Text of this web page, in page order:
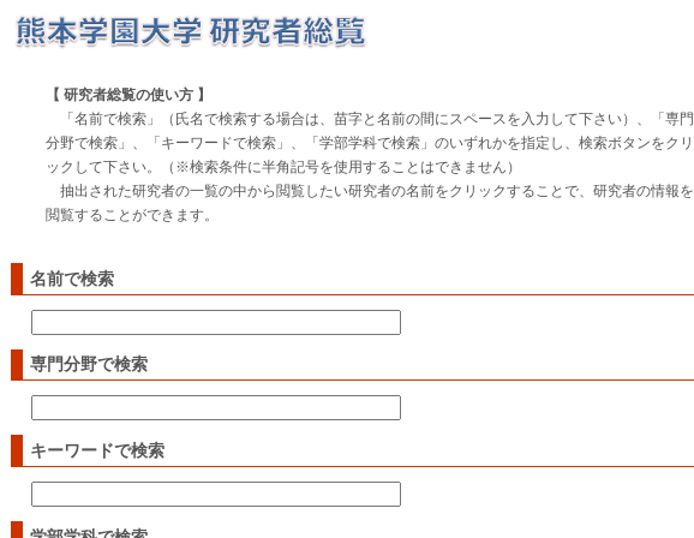
【 研究者総覧の使い方 】
「名前で検索」（氏名で検索する場合は、苗字と名前の間にスペースを入力して下さい）、「専門
分野で検索」、「キーワードで検索」、「学部学科で検索」のいずれかを指定し、検索ボタンをクリ
ックして下さい。（※検索条件に半角記号を使用することはできません）
抽出された研究者の一覧の中から閲覧したい研究者の名前をクリックすることで、研究者の情報を
閲覧することができます。
名前で検索
専門分野で検索
キーワードで検索